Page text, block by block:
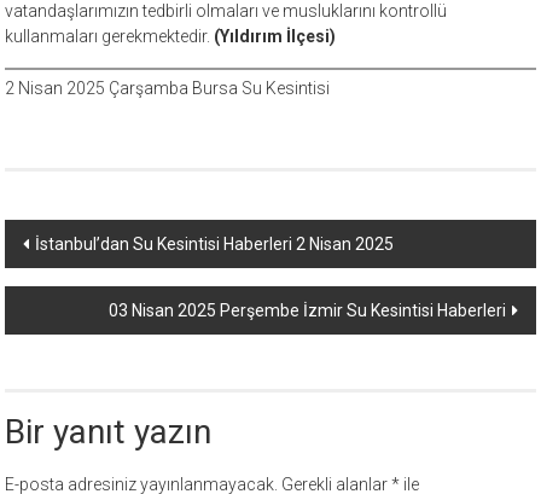
vatandaşlarımızın tedbirli olmaları ve musluklarını kontrollü
kullanmaları gerekmektedir. (Yıldırım İlçesi)
2 Nisan 2025 Çarşamba Bursa Su Kesintisi
Yazı
dolaşımı
İstanbul’dan Su Kesintisi Haberleri 2 Nisan 2025
03 Nisan 2025 Perşembe İzmir Su Kesintisi Haberleri
Bir yanıt yazın
E-posta adresiniz yayınlanmayacak. Gerekli alanlar* ile